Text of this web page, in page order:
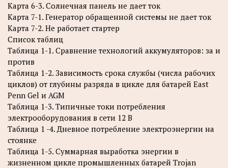
Карта 6-3. Солнечная панель не дает ток
Карта 7-1. Генератор обращенной системы не дает ток
Карта 7-2. Не работает стартер
Список таблиц
Таблица 1-1. Сравнение технологий аккумуляторов: за и
против
Таблица 1-2. Зависимость срока службы (числа рабочих
циклов) от глубины разряда в цикле для батарей East
Penn Gel и AGM
Таблица 1-3. Типичные токи потребления
электрооборудования в сети 12 В
Таблица 1 -4. Дневное потребление электроэнергии на
стоянке
Таблица 1-5. Суммарная выработка энергии в
жизненном цикле промышленных батарей Trojan